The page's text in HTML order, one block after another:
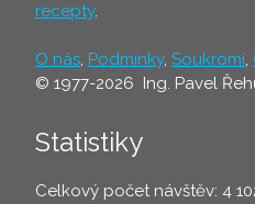
recepty.
O nás, Podmínky, Soukromí,
© 1977-2026 Ing. Pavel
Statistiky
Celkový počet návštěv: 4